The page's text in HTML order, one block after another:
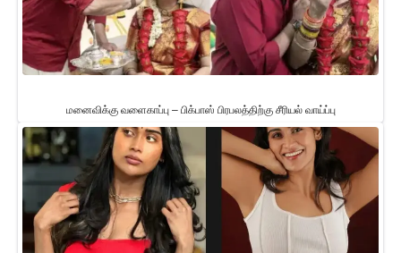
மனைவிக்கு வளைகாப்பு – பிக்பாஸ் பிரபலத்திற்கு சீரியல் வாய்ப்பு